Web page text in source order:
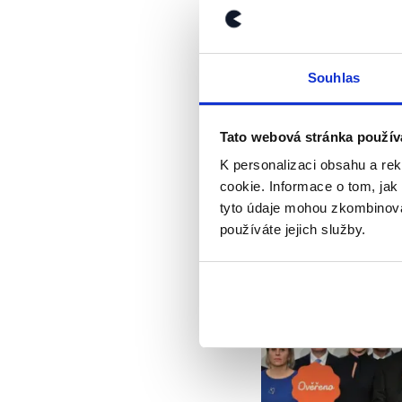
Souhlas
Tato webová stránka
K personalizaci obsahu a
cookie. Informace o tom,
tyto údaje mohou
používáte jejich služby.
pozvánku
zvátMiloše
Tchaj-wan. Tou
tzv. „principujedné
Senátu Miloš
účastnit.